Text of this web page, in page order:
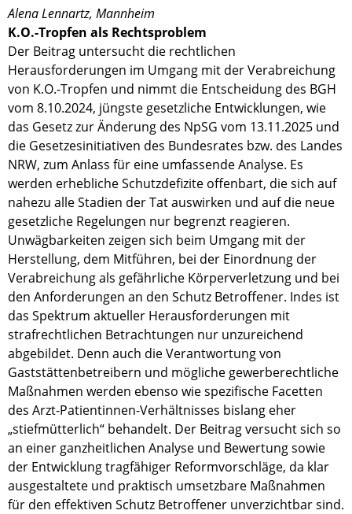
Alena Lennartz, Mannheim
K.O.-Tropfen als Rechtsproblem
Der Beitrag untersucht die rechtlichen
Herausforderungen im Umgang mit der Verabreichung
von K.O.-Tropfen und nimmt die Entscheidung des BGH
vom 8.10.2024, jüngste gesetzliche Entwicklungen, wie
das Gesetz zur Änderung des NpSG vom 13.11.2025 und
die Gesetzesinitiativen des Bundesrates bzw. des Landes
NRW, zum Anlass für eine umfassende Analyse. Es
werden erhebliche Schutzdefizite offenbart, die sich auf
nahezu alle Stadien der Tat auswirken und auf die neue
gesetzliche Regelungen nur begrenzt reagieren.
Unwägbarkeiten zeigen sich beim Umgang mit der
Herstellung, dem Mitführen, bei der Einordnung der
Verabreichung als gefährliche Körperverletzung und bei
den Anforderungen an den Schutz Betroffener. Indes ist
das Spektrum aktueller Herausforderungen mit
strafrechtlichen Betrachtungen nur unzureichend
abgebildet. Denn auch die Verantwortung von
Gaststättenbetreibern und mögliche gewerberechtliche
Maßnahmen werden ebenso wie spezifische Facetten
des Arzt-Patientinnen-Verhältnisses bislang eher
„stiefmütterlich“ behandelt. Der Beitrag versucht sich so
an einer ganzheitlichen Analyse und Bewertung sowie
der Entwicklung tragfähiger Reformvorschläge, da klar
ausgestaltete und praktisch umsetzbare Maßnahmen
für den effektiven Schutz Betroffener unverzichtbar sind.